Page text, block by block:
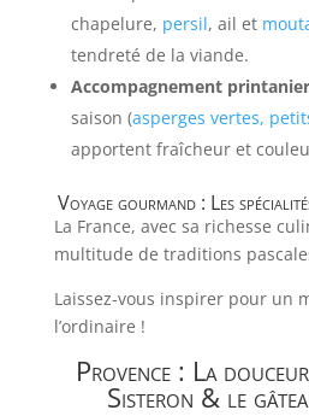
chapelure, persil, ail et
tendreté de la viande.
Accompagnement
saison (asperges vertes,
apportent fraîcheur et
Voyage gourmand : Les
La France, avec sa richesse
multitude de traditions
Laissez-vous inspirer pour un
l’ordinaire !
Provence : La
Sisteron & le